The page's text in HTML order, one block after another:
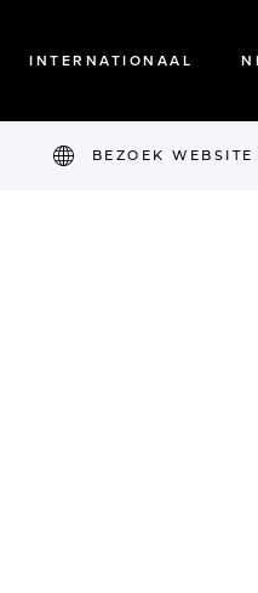
INTERNATIONAAL
BEZOEK